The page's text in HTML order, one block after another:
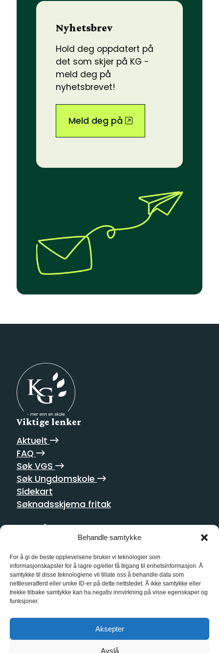
Behandle samtykke
For å gi de beste opplevelsene bruker vi teknologier som
informasjonskapsler for å lagre og/eller få tilgang til enhetsinformasjon. Å
samtykke til disse teknologiene vil tillate oss å behandle data som
nettleseratferd eller unike ID-er på dette nettstedet. Å ikke samtykke eller
trekke tilbake samtykke kan ha negativ innvirkning på visse egenskaper og
funksjoner.
Aksepter
Avslå
Nyhetsbrev
Hold deg oppdatert på
det som skjer på KG -
meld deg på
nyhetsbrevet!
Meld deg på
Viktige lenker
Aktuelt
FAQ
Søk VGS
Søk Ungdomskole
Sidekart
Søknadsskjema fritak
Postadresse
0352 Oslo
Kontakt oss
21 55 10 00
Sosiale medier